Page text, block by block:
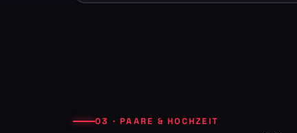
03 · PAARE & HOCHZEIT